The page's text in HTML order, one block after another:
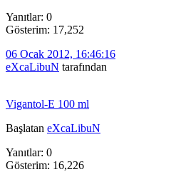
Yanıtlar: 0
Gösterim: 17,252
06 Ocak 2012, 16:46:16
eXcaLibuN tarafından
Vigantol-E 100 ml
Başlatan eXcaLibuN
Yanıtlar: 0
Gösterim: 16,226